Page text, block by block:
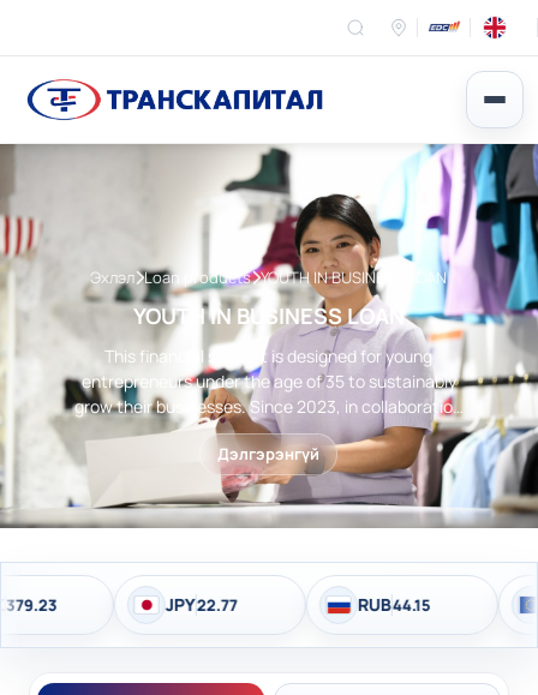
Эхлэл Loan products YOUTH IN BUSINESS LOAN
YOUTH IN BUSINESS LOAN
This financial support is designed for young
entrepreneurs under the age of 35 to sustainably
grow their businesses. Since 2023, in collaboration
with the EBRD, we have successfully implemented
program supporting young entrepreneurs in
Central Asia, making both financial and non-
financial services more accessible.
Дэлгэрэнгүй
JPY 22.77 RUB44.15